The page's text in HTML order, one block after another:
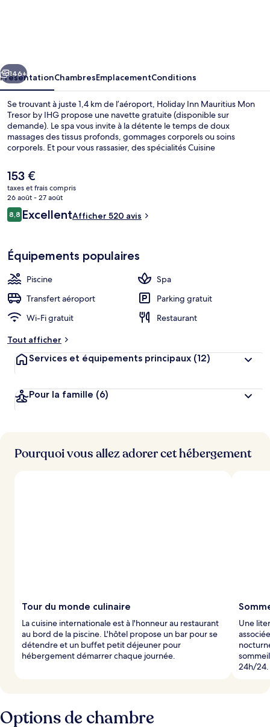
Tresor
by
IHG
Suivant
146+
PrésentationChambresEmplacementConditions
Se trouvant à juste 1,4 km de l’aéroport, Holiday Inn Mauritius Mon
Tresor by IHG propose une navette gratuite (disponible sur
demande). Le spa vous invite à la détente le temps de doux
massages des tissus profonds, gommages corporels ou soins
corporels. Et pour vous rassasier, des spécialités Cuisine
qui est ouvert à l'heure du petit déjeuner, du déjeuner et du dîner.
Parmi les autres petits avantages de cet hébergement figurent une
piscine extérieure, un bar / salon et une salle de fitness. Les autres
voyageurs sont enchantés par le personnel attentionné et la
proximité avec l'aéroport.
Le
prix
actuel
est
de
153 €
taxes et frais compris
26 août - 27 août
Avis
voyageurs
8,88,8 sur 10
ExcellentAfficher 520 avis
Équipements populaires
Piscine
Spa
Transfert aéroport
Parking gratuit
Wi-Fi gratuit
Restaurant
Tout afficher
Services et équipements principaux (12)
Pour la famille (6)
Pourquoi vous allez adorer cet hébergement
Tour du monde culinaire
La cuisine internationale est à l'honneur au restaurant
au bord de la piscine. L'hôtel propose un bar pour se
détendre et un buffet petit déjeuner pour
hébergement démarrer chaque journée.
Une
24h/24.
Options de chambre